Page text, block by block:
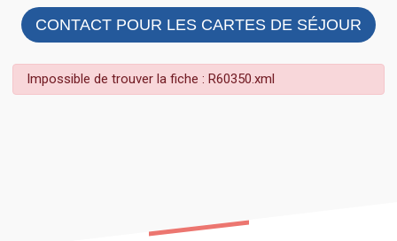
CONTACT POUR LES CARTES DE SÉJOUR
Impossible de trouver la fiche : R60350.xml